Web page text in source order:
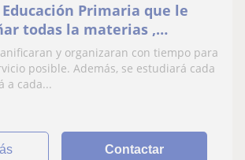
Primaria que le
todas la materias ,
profesional y trabajador.
y organizaran con tiempo para
posible. Además, se estudiará cada
a cada...
Contactar